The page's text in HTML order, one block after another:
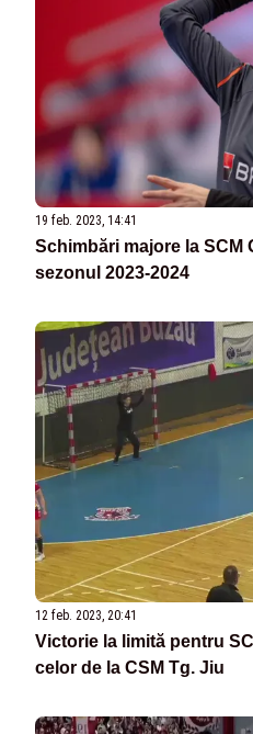
19 feb. 2023, 14:41
Schimbări majore la SCM
sezonul 2023-2024
12 feb. 2023, 20:41
Victorie la limită pentru
celor de la CSM Tg. Jiu